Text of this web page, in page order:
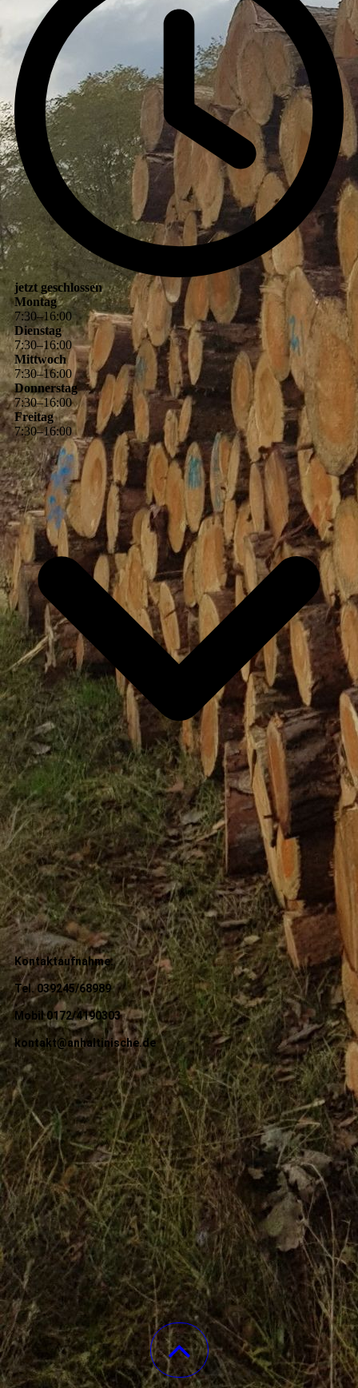
jetzt geschlossen
Montag
7:30–16:00
Dienstag
7:30–16:00
Mittwoch
7:30–16:00
Donnerstag
7:30–16:00
Freitag
7:30–16:00
Kontaktaufnahme:
Tel. 039245/68989
Mobil 0172/4190303
kontakt@anhaltinische.de